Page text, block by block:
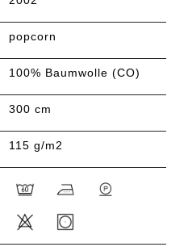
popcorn
100% Baumwolle (CO)
300 cm
115 g/m2